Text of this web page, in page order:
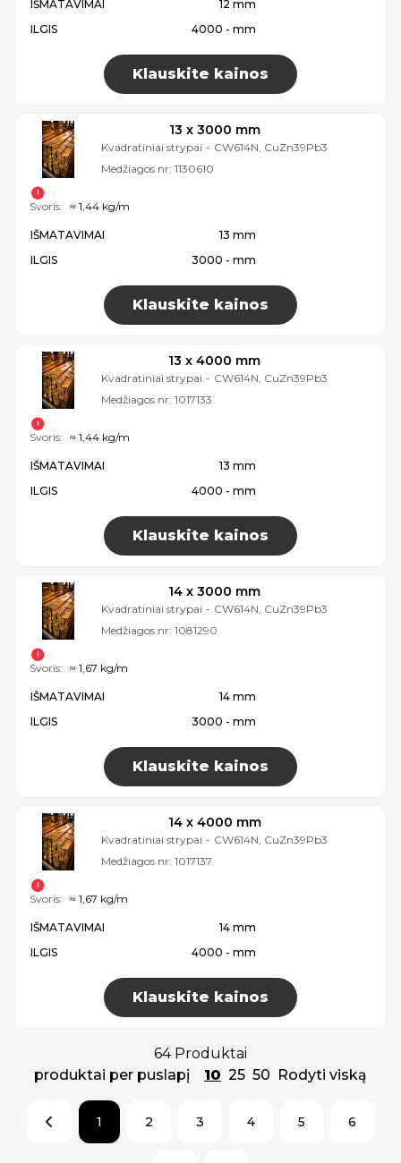
IŠMATAVIMAI
12 mm
ILGIS
4000 - mm
Klauskite kainos
13 x 3000 mm
Kvadratiniai strypai - CW614N, CuZn39Pb3
Medžiagos nr: 1130610
IŠMATAVIMAI
13 mm
ILGIS
3000 - mm
Klauskite kainos
Svoris: ≈ 1,44 kg/m
13 x 4000 mm
Kvadratiniai strypai - CW614N, CuZn39Pb3
Medžiagos nr: 1017133
IŠMATAVIMAI
13 mm
ILGIS
4000 - mm
Klauskite kainos
Svoris: ≈ 1,44 kg/m
14 x 3000 mm
Kvadratiniai strypai - CW614N, CuZn39Pb3
Medžiagos nr: 1081290
IŠMATAVIMAI
14 mm
ILGIS
3000 - mm
Klauskite kainos
Svoris: ≈ 1,67 kg/m
14 x 4000 mm
Kvadratiniai strypai - CW614N, CuZn39Pb3
Medžiagos nr: 1017137
IŠMATAVIMAI
14 mm
ILGIS
4000 - mm
Klauskite kainos
Svoris: ≈ 1,67 kg/m
64 Produktai
produktai per puslapį
10 25 50 Rodyti viską
1 2 3 4 5 6